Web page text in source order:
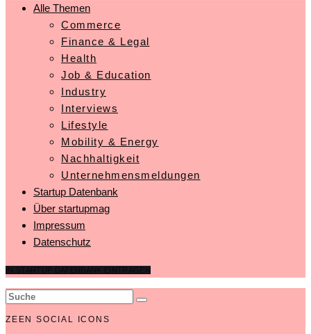
Alle Themen
Commerce
Finance & Legal
Health
Job & Education
Industry
Interviews
Lifestyle
Mobility & Energy
Nachhaltigkeit
Unternehmensmeldungen
Startup Datenbank
Über startupmag
Impressum
Datenschutz
ZEEN SOCIAL ICONS